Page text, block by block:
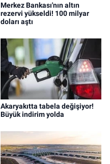
Merkez Bankası'nın altın
rezervi yükseldi! 100 milyar
doları aştı
Akaryakıtta tabela değişiyor!
Büyük indirim yolda